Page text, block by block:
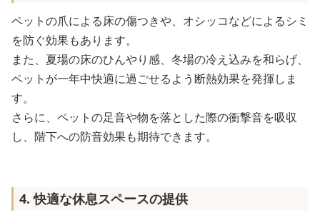
ペットの爪による床の傷つきや、オシッコなどによるシミ
を防ぐ効果もあります。
また、夏場の床のひんやり感、冬場の冷え込みを和らげ、
ペットが一年中快適に過ごせるよう断熱効果を発揮しま
す。
さらに、ペットの足音や物を落とした際の衝撃音を吸収
し、階下への防音効果も期待できます。
4. 快適な休息スペースの提供